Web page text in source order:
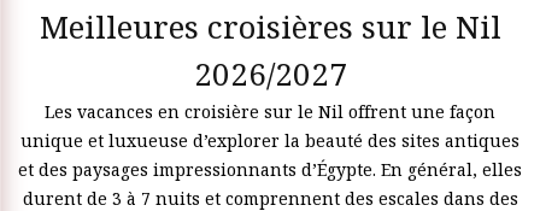
Meilleures croisières sur le Nil
2026/2027
Les vacances en croisière sur le Nil offrent une façon
unique et luxueuse d’explorer la beauté des sites antiques
et des paysages impressionnants d’Égypte. En général, elles
durent de 3 à 7 nuits et comprennent des escales dans des